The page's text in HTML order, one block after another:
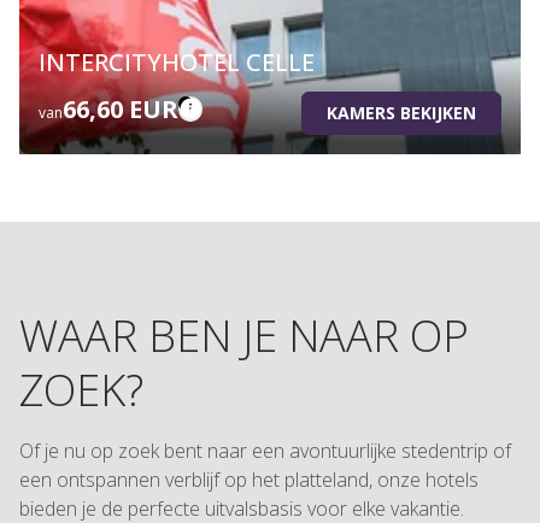
INTERCITYHOTEL CELLE
van66,60 EUR KAMERS BEKIJKEN
WAAR BEN JE NAAR OP
ZOEK?
Of je nu op zoek bent naar een avontuurlijke stedentrip of
een ontspannen verblijf op het platteland, onze hotels
bieden je de perfecte uitvalsbasis voor elke vakantie.